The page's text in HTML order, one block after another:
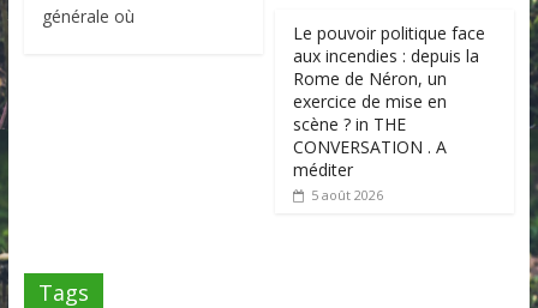
générale où
Le pouvoir politique face
aux incendies : depuis la
Rome de Néron, un
exercice de mise en
scène ? in THE
CONVERSATION . A
méditer
5 août 2026
Tags